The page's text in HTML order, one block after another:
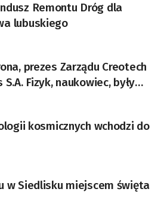
Remontu Dróg dla
lubuskiego
prezes Zarządu Creotech
były
w Genewie,
nauk fizycznych,
Sektorowej ds.
Lotniczo-
i Satelitarnych PAN.
kosmicznych wchodzi do
w Siedlisku miejscem święta